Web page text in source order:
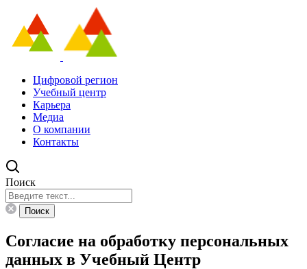
Цифровой регион
Учебный центр
Карьера
Медиа
О компании
Контакты
Поиск
Поиск
Согласие на обработку персональных
данных в Учебный Центр